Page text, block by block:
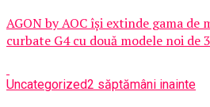
AGON by AOC își extinde gama
curbate G4 cu două modele noi de
Uncategorized2 săptămâni inainte